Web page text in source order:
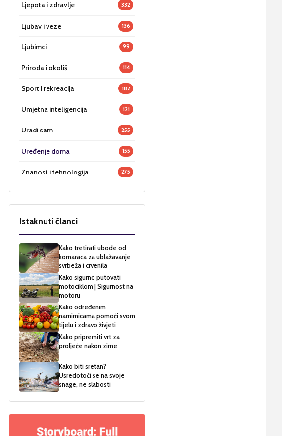
Ljepota i zdravlje 332
Ljubav i veze 136
Ljubimci 99
Priroda i okoliš 114
Sport i rekreacija 182
Umjetna inteligencija 121
Uradi sam 255
Uređenje doma 155
Znanost i tehnologija 275
Istaknuti članci
Kako tretirati ubode od
komaraca za ublažavanje
svrbeža i crvenila
Kako sigurno putovati
motociklom | Sigurnost na
motoru
Kako određenim
namirnicama pomoći svom
tijelu i zdravo živjeti
Kako pripremiti vrt za
proljeće nakon zime
Kako biti sretan?
Usredotoči se na svoje
snage, ne slabosti